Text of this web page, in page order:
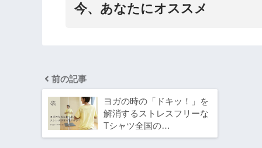
今、あなたにオススメ
前の記事
ヨガの時の「ドキッ！」を
解消するストレスフリーな
Tシャツ全国の…